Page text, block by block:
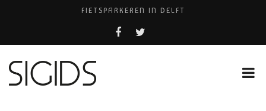
FIETSPARKEREN IN DELFT
PIZZERIA POMPEÏ ￼
COCKTAILS ON THE SPOT!